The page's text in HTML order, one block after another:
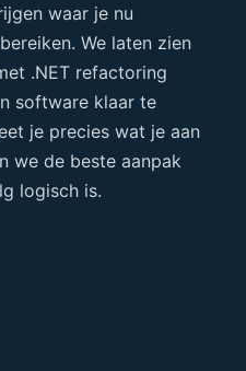
waar je nu
We laten zien
.NET refactoring
software klaar te
je precies wat je aan
we de beste aanpak
logisch is.